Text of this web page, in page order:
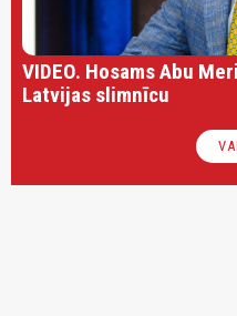
VIDEO. Hosams Abu
Latvijas slimnīcu